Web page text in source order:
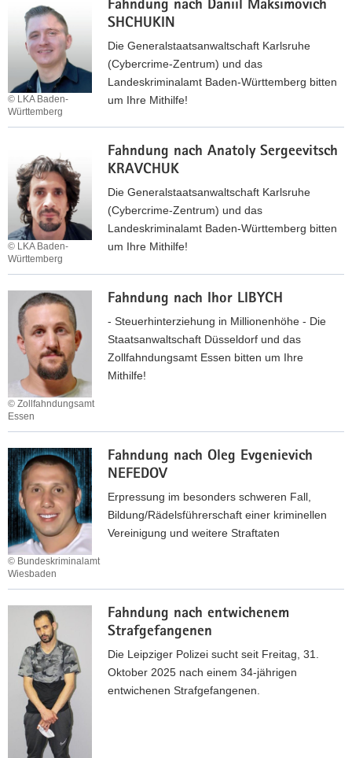
a
t
i
h
n
u
n
g
c
h
S
h
u
a
i
o
W
A
N
G
Fahndung nach Daniil Maksimovich
SHCHUKIN
© LKA Baden-
Württemberg
Die Generalstaatsanwaltschaft Karlsruhe
(Cybercrime-Zentrum) und das
Landeskriminalamt Baden-Württemberg bitten
um Ihre Mithilfe!
h
n
d
u
n
g
a
c
h
D
n
i
M
a
k
s
o
v
i
S
H
C
H
U
K
Fahndung nach Anatoly Sergeevitsch
KRAVCHUK
© LKA Baden-
Württemberg
Die Generalstaatsanwaltschaft Karlsruhe
(Cybercrime-Zentrum) und das
Landeskriminalamt Baden-Württemberg bitten
um Ihre Mithilfe!
a
h
n
d
u
n
g
c
h
A
n
a
t
o
l
y
e
r
g
e
e
v
Fahndung nach Ihor LIBYCH
© Zollfahndungsamt
Essen
- Steuerhinterziehung in Millionenhöhe - Die
Staatsanwaltschaft Düsseldorf und das
Zollfahndungsamt Essen bitten um Ihre
Mithilfe!
a
h
n
d
u
n
g
I
h
o
r
L
Fahndung nach Oleg Evgenievich
NEFEDOV
© Bundeskriminalamt
Wiesbaden
Erpressung im besonders schweren Fall,
Bildung/Rädelsführerschaft einer kriminellen
Vereinigung und weitere Straftaten
n
d
u
n
g
n
Fahndung nach entwichenem
Strafgefangenen
Die Leipziger Polizei sucht seit Freitag, 31.
Oktober 2025 nach einem 34-jährigen
entwichenen Strafgefangenen.